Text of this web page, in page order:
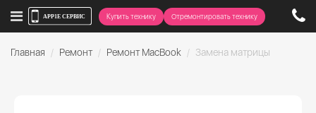
Купить технику Отремонтировать технику
Главная Ремонт Ремонт MacBook Замена матрицы